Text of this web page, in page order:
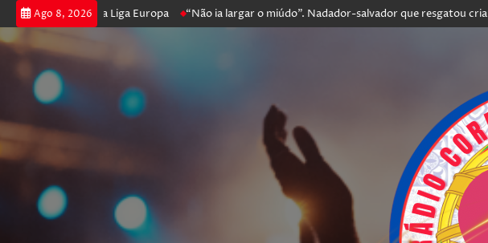
Ago 8, 2026
na Liga Europa “Não ia largar o miúdo”. Nadador-salvador que resgatou criança reage